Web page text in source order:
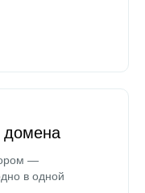
домена
—
в одной